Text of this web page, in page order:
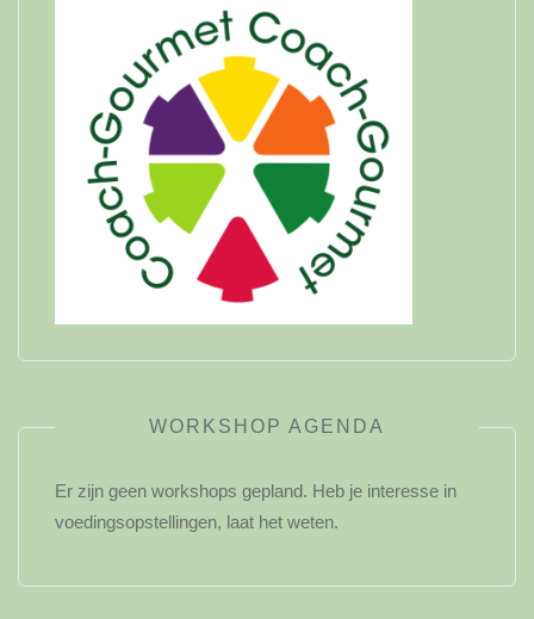
WORKSHOP AGENDA
Er zijn geen workshops gepland. Heb je interesse in
voedingsopstellingen, laat het weten.